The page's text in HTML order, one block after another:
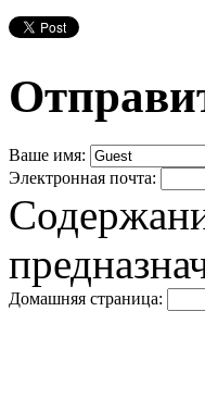
Ваше имя:
Электронная почта:
Домашняя страница: